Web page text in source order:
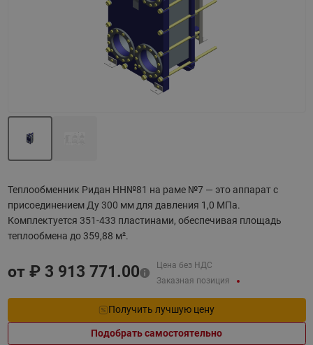
Теплообменник Ридан НН№81 на раме №7 — это аппарат с
присоединением Ду 300 мм для давления 1,0 МПа.
Комплектуется 351-433 пластинами, обеспечивая площадь
теплообмена до 359,88 м².
от ₽ 3 913 771.00
Цена без НДС
Заказная позиция
Получить лучшую цену
Подобрать самостоятельно